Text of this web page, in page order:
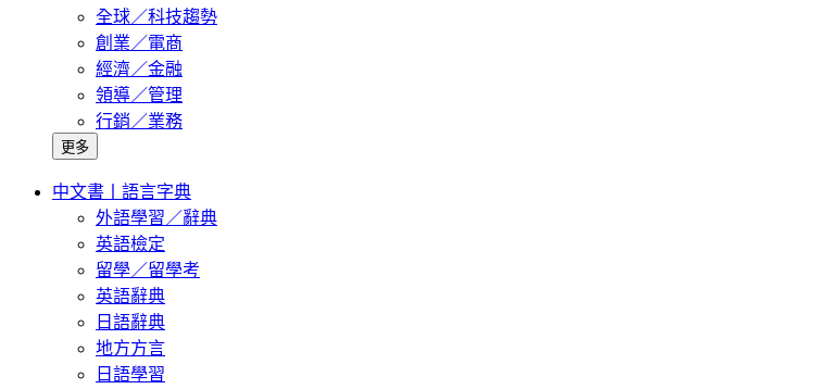
全球／科技趨勢
創業／電商
經濟／金融
領導／管理
行銷／業務
更多
中文書丨語言字典
外語學習／辭典
英語檢定
留學／留學考
英語辭典
日語辭典
地方方言
日語學習